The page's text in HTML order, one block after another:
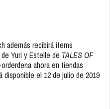
además recibirá items
Yuri y Estelle de TALES OF
ahora en tiendas
disponible el 12 de julio de 2019